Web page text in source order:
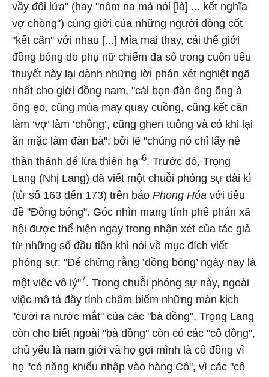
vầy đôi lứa" (hay "nôm na mà nói [là] ... kết nghĩa
vợ chồng") cùng giới của những người đồng cốt
"kết căn" với nhau [...] Mỉa mai thay, cái thế giới
đồng bóng do phụ nữ chiếm đa số trong cuốn tiểu
thuyết này lại dành những lời phán xét nghiệt ngã
nhất cho giới đồng nam, "cái bọn đàn ông õng à
õng ẹo, cũng múa may quay cuồng, cũng kết căn
làm ‘vợ’ làm ‘chồng’, cũng ghen tuông và có khi lại
ăn mặc làm đàn bà": bởi lẽ "chúng nó chỉ lấy nê
thần thánh để lừa thiên hạ"6. Trước đó, Trọng
Lang (Nhị Lang) đã viết một chuỗi phóng sự dài kì
(từ số 163 đến 173) trên báo Phong Hóa với tiêu
đề "Đồng bóng". Góc nhìn mang tính phê phán xã
hội được thể hiện ngay trong nhận xét của tác giả
từ những số đầu tiên khi nói về mục đích viết
phóng sự: "Để chứng rằng ‘đồng bóng’ ngày nay là
một việc vô lý"7. Trong chuỗi phóng sự này, ngoài
việc mô tả đầy tính châm biếm những màn kịch
"cười ra nước mắt" của các "bà đồng", Trọng Lang
còn cho biết ngoài "bà đồng" còn có các "cô đồng",
chủ yếu là nam giới và họ gọi mình là cô đồng vì
họ "có năng khiếu nhập vào hàng Cô", vì các "cô